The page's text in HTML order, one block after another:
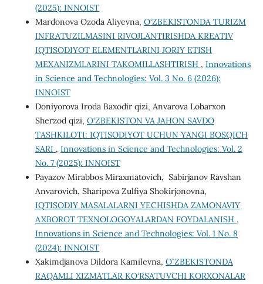
(2025): INNOIST
Mardonova Ozoda Aliyevna, O‘ZBEKISTONDA TURIZM
INFRATUZILMASINI RIVOJLANTIRISHDA KREATIV
IQTISODIYOT ELEMENTLARINI JORIY ETISH
MEXANIZMLARINI TAKOMILLASHTIRISH , Innovations
in Science and Technologies: Vol. 3 No. 6 (2026):
INNOIST
Doniyorova Iroda Baxodir qizi, Anvarova Lobarxon
Sherzod qizi, O‘ZBEKISTON VA JAHON SAVDO
TASHKILOTI: IQTISODIYOT UCHUN YANGI BOSQICH
SARI , Innovations in Science and Technologies: Vol. 2
No. 7 (2025): INNOIST
Payazov Mirabbos Miraxmatovich, Sabirjanov Ravshan
Anvarovich, Sharipova Zulfiya Shokirjonovna,
IQTISODIY MASALALARNI YECHISHDA ZAMONAVIY
AXBOROT TEXNOLOGOYALARDAN FOYDALANISH ,
Innovations in Science and Technologies: Vol. 1 No. 8
(2024): INNOIST
Xakimdjanova Dildora Kamilevna, OʻZBEKISTONDA
RAQAMLI XIZMATLAR KO‘RSATUVCHI KORXONALAR